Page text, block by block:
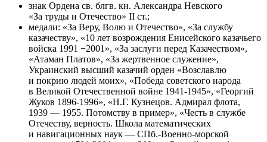
знак Ордена св. блгв. кн. Александра Невского
«За труды и Отечество» II ст.;
медали: «За Веру, Волю и Отечество», «За службу
казачеству», «10 лет возрождения Енисейского казачьего
войска 1991 −2001», «За заслуги перед Казачеством»,
«Атаман Платов», «За жертвенное служение»,
Украинский высший казачий орден «Возславлю
и покрию людей моих», «Победа советского народа
в Великой Отечественной войне 1941-1945», «Георгий
Жуков 1896-1996», «Н.Г. Кузнецов. Адмирал флота,
1939 — 1955. Потомству в пример», «Честь в службе
Отечеству, верность. Школа математических
и навигационных наук — СПб.-Военно-морской